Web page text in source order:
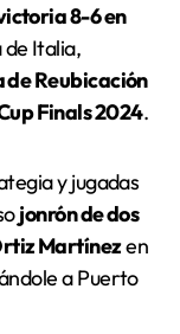
8-6 en
Italia,
de Reubicación
Finals 2024.
y jugadas
jonrón de dos
Martínezen
a Puerto